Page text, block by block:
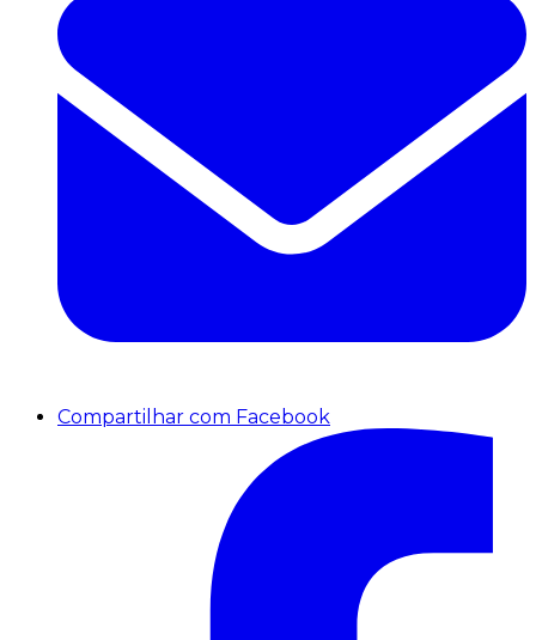
Compartilhar com Facebook